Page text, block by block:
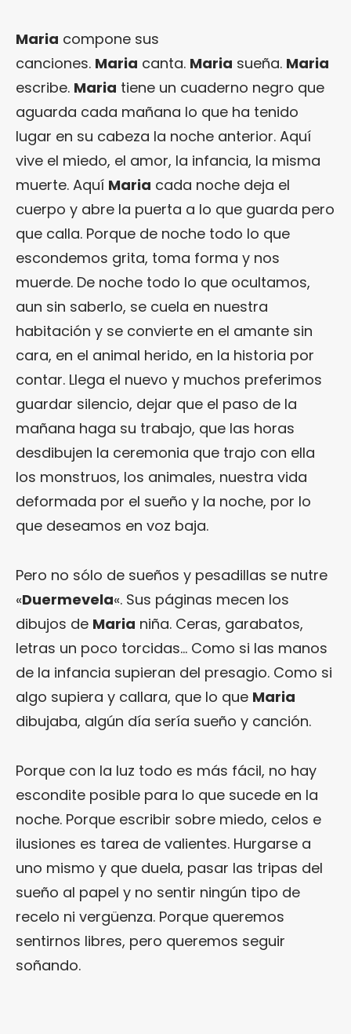
Maria compone sus
canciones. Maria canta. Maria sueña. Maria
escribe. Maria tiene un cuaderno negro que
aguarda cada mañana lo que ha tenido
lugar en su cabeza la noche anterior. Aquí
vive el miedo, el amor, la infancia, la misma
muerte. Aquí Maria cada noche deja el
cuerpo y abre la puerta a lo que guarda pero
que calla. Porque de noche todo lo que
escondemos grita, toma forma y nos
muerde. De noche todo lo que ocultamos,
aun sin saberlo, se cuela en nuestra
habitación y se convierte en el amante sin
cara, en el animal herido, en la historia por
contar. Llega el nuevo y muchos preferimos
guardar silencio, dejar que el paso de la
mañana haga su trabajo, que las horas
desdibujen la ceremonia que trajo con ella
los monstruos, los animales, nuestra vida
deformada por el sueño y la noche, por lo
que deseamos en voz baja.
Pero no sólo de sueños y pesadillas se nutre
«Duermevela«. Sus páginas mecen los
dibujos de Maria niña. Ceras, garabatos,
letras un poco torcidas… Como si las manos
de la infancia supieran del presagio. Como si
algo supiera y callara, que lo que Maria
dibujaba, algún día sería sueño y canción.
Porque con la luz todo es más fácil, no hay
escondite posible para lo que sucede en la
noche. Porque escribir sobre miedo, celos e
ilusiones es tarea de valientes. Hurgarse a
uno mismo y que duela, pasar las tripas del
sueño al papel y no sentir ningún tipo de
recelo ni vergüenza. Porque queremos
sentirnos libres, pero queremos seguir
soñando.